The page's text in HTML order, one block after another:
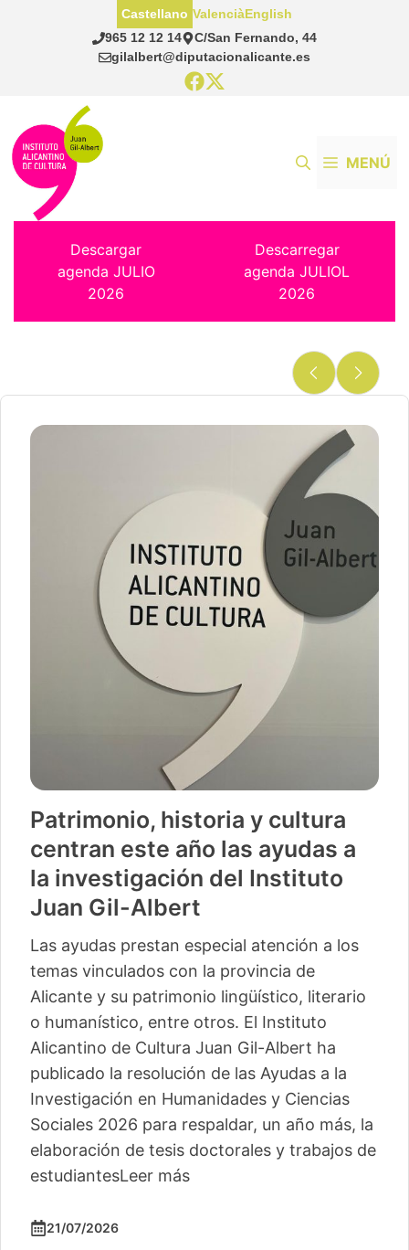
965 12 12 14
C/San Fernando, 44
gilalbert@diputacionalicante.es
Castellano ValenciàEnglish
MENÚ
Descargar
agenda JULIO
2026
Descarregar
agenda JULIOL
2026
Patrimonio, historia y cultura
centran este año las ayudas a
la investigación del Instituto
Juan Gil-Albert
Las ayudas prestan especial atención a los
temas vinculados con la provincia de
Alicante y su patrimonio lingüístico, literario
o humanístico, entre otros. El Instituto
Alicantino de Cultura Juan Gil-Albert ha
publicado la resolución de las Ayudas a la
Investigación en Humanidades y Ciencias
Sociales 2026 para respaldar, un año más, la
elaboración de tesis doctorales y trabajos de
estudiantesLeer más
21/07/2026